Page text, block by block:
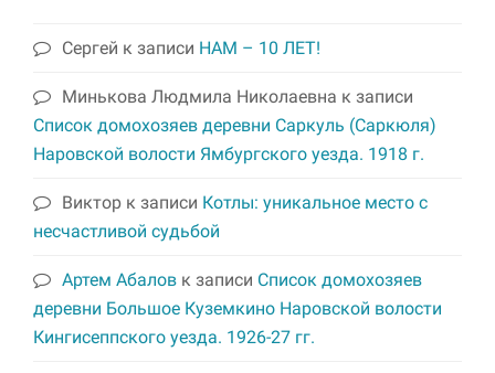
Сергей к записи НАМ – 10 ЛЕТ!
Минькова Людмила Николаевна к записи
Список домохозяев деревни Саркуль (Саркюля)
Наровской волости Ямбургского уезда. 1918 г.
Виктор к записи Котлы: уникальное место с
несчастливой судьбой
Артем Абалов к записи Список домохозяев
деревни Большое Куземкино Наровской волости
Кингисеппского уезда. 1926-27 гг.